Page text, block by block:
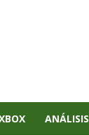
ANÁLISIS